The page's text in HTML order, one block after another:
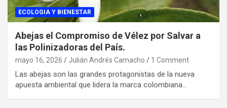
ECOLOGIA Y BIENESTAR
Abejas el Compromiso de Vélez por Salvar a
las Polinizadoras del País.
mayo 16, 2026 Julián Andrés Camacho 1 Comment
Las abejas son las grandes protagonistas de la nueva
apuesta ambiental que lidera la marca colombiana…